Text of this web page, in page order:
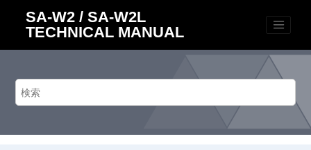
SA-W2 / SA-W2L
TECHNICAL MANUAL